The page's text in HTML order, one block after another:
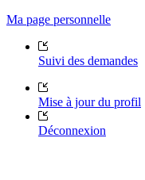
Ma page personnelle
Suivi des demandes
Mise à jour du profil
Déconnexion